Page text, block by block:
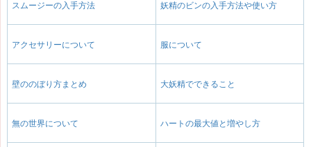
スムージーの入手方法 妖精のビンの入手方法や使い方
アクセサリーについて 服について
壁ののぼり方まとめ 大妖精でできること
無の世界について ハートの最大値と増やし方